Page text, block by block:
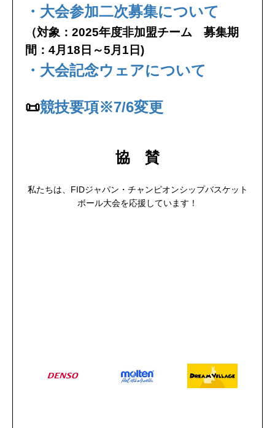
・大会参加二次募集について
（対象：2025年度非加盟チーム 募集期
間：4月18日～5月1日)
・大会記念ウェアについて
📜競技要項※7/6変更
協 賛
私たちは、FIDジャパン・チャンピオンシップバスケット
ボール大会を応援しています！